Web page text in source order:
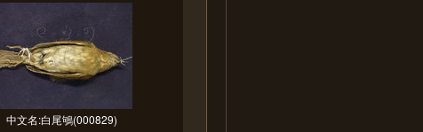
中文名:白尾鴝(000829)